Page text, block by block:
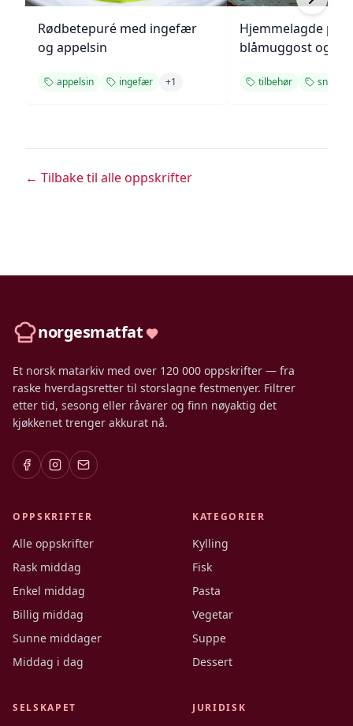
Rødbetepuré med ingefær
og appelsin
appelsin ingefær +1
Hjemmelagde
blåmuggost og
tilbehør snack
← Tilbake til alle oppskrifter
norgesmatfat
Et norsk matarkiv med over 120 000 oppskrifter — fra
raske hverdagsretter til storslagne festmenyer. Filtrer
etter tid, sesong eller råvarer og finn nøyaktig det
kjøkkenet trenger akkurat nå.
OPPSKRIFTER
Alle oppskrifter
Rask middag
Enkel middag
Billig middag
Sunne middager
Middag i dag
KATEGORIER
Kylling
Fisk
Pasta
Vegetar
Suppe
Dessert
SELSKAPET JURIDISK